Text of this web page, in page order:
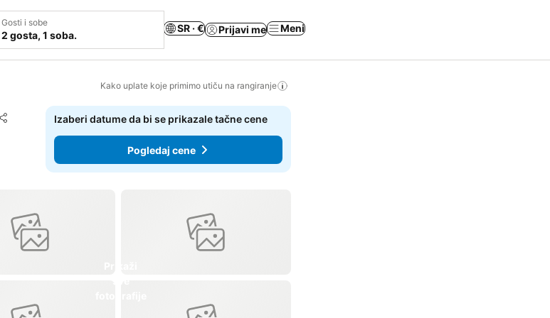
Gosti i sobe
2 gosta, 1 soba.
SR · € Prijavi me Meni
Kako uplate koje primimo utiču na rangiranje
Deli
Dodati u favorite
Izaberi datume da bi se prikazale tačne cene
Pogledaj cene